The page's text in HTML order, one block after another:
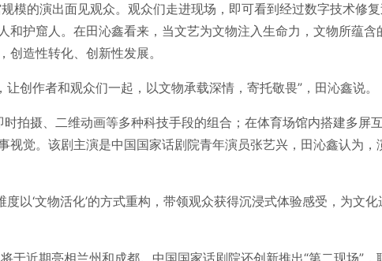
模的演出面见观众。观众们走进现场，即可看到经过数字技术修
护窟人。在田沁鑫看来，当文艺为文物注入生命力，文物所蕴
造性转化、创新性发展。
创作者和观众们一起，以文物承载深情，寄托敬畏”，田沁鑫说。
时拍摄、二维动画等多种科技手段的组合；在体育场馆内搭建多
觉。该剧主演是中国国家话剧院青年演员张艺兴，田沁鑫认为
以‘文物活化’的方式重构，带领观众获得沉浸式体验感受，为文
于近期亮相兰州和成都。中国国家话剧院还创新推出“第二现场”